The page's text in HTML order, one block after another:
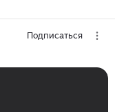
Подписаться